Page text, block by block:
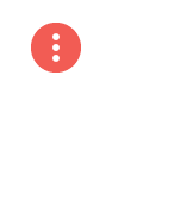
naar
inhoud